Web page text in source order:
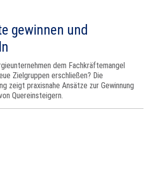
gewinnen und
dem Fachkräftemangel
Zielgruppen erschließen? Die
zeigt praxisnahe Ansätze zur Gewinnung
Quereinsteigern.